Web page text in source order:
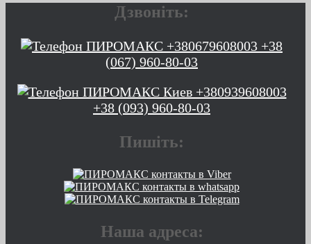
Дзвоніть:
+38
(067) 960-80-03
+38 (093) 960-80-03
Пишіть:
Наша адреса: